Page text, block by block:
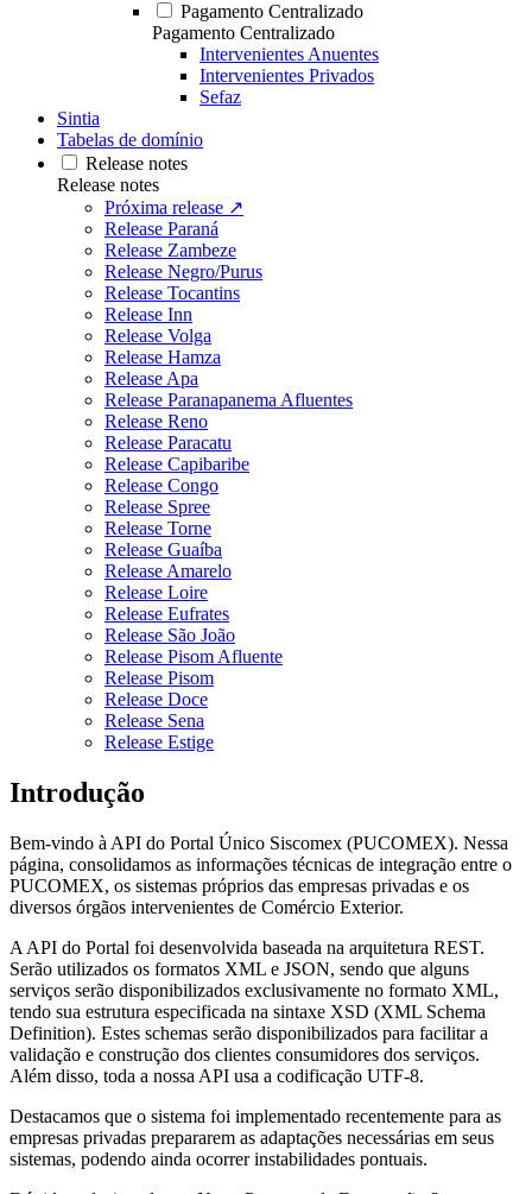
Pagamento Centralizado
Pagamento Centralizado
Intervenientes Anuentes
Intervenientes Privados
Sefaz
Sintia
Tabelas de domínio
Release notes
Release notes
Próxima release ↗
Release Paraná
Release Zambeze
Release Negro/Purus
Release Tocantins
Release Inn
Release Volga
Release Hamza
Release Apa
Release Paranapanema Afluentes
Release Reno
Release Paracatu
Release Capibaribe
Release Congo
Release Spree
Release Torne
Release Guaíba
Release Amarelo
Release Loire
Release Eufrates
Release São João
Release Pisom Afluente
Release Pisom
Release Doce
Release Sena
Release Estige
Introdução
Bem-vindo à API do Portal Único Siscomex (PUCOMEX). Nessa
página, consolidamos as informações técnicas de integração entre o
PUCOMEX, os sistemas próprios das empresas privadas e os
diversos órgãos intervenientes de Comércio Exterior.
A API do Portal foi desenvolvida baseada na arquitetura REST.
Serão utilizados os formatos XML e JSON, sendo que alguns
serviços serão disponibilizados exclusivamente no formato XML,
tendo sua estrutura especificada na sintaxe XSD (XML Schema
Definition). Estes schemas serão disponibilizados para facilitar a
validação e construção dos clientes consumidores dos serviços.
Além disso, toda a nossa API usa a codificação UTF-8.
Destacamos que o sistema foi implementado recentemente para as
empresas privadas prepararem as adaptações necessárias em seus
sistemas, podendo ainda ocorrer instabilidades pontuais.